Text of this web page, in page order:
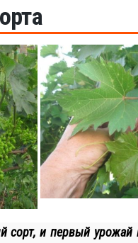
сорт, и первый урожай